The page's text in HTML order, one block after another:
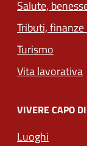
Salute,
Tributi,
Turismo
Vita lavorativa
VIVERE CAPO
Luoghi